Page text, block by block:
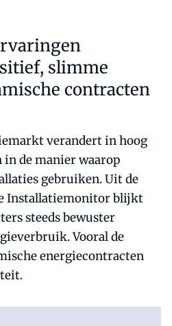
slimme
contracten
verandert in hoog
in de manier waarop
gebruiken. Uit de
Installatiemonitor blijkt
steeds bewuster
Vooral de
energiecontracten